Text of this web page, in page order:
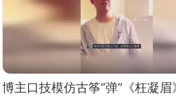
博主口技模仿古筝“弹”《枉凝眉